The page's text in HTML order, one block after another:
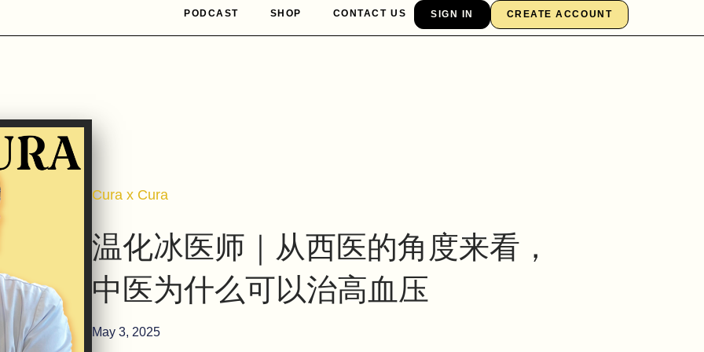
PODCAST SHOP CONTACT US SIGN IN CREATE ACCOUNT
Cura x Cura
温化冰医师｜从西医的角度来看，
中医为什么可以治高血压
May 3, 2025